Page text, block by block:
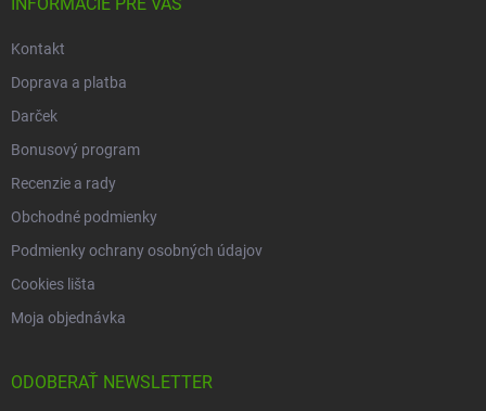
Kontakt
Doprava a platba
Darček
Bonusový program
Recenzie a rady
Obchodné podmienky
Podmienky ochrany osobných údajov
Cookies lišta
Moja objednávka
ODOBERAŤ NEWSLETTER